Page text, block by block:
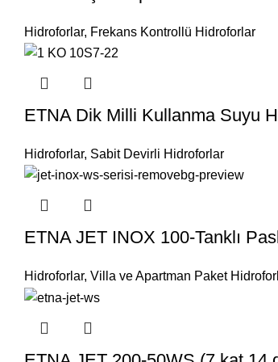
Hidroforlar, Frekans Kontrollü Hidroforlar
ETNA Dik Milli Kullanma Suyu
Hidroforlar, Sabit Devirli Hidroforlar
ETNA JET INOX 100-Tanklı
Hidroforlar, Villa ve Apartman Paket